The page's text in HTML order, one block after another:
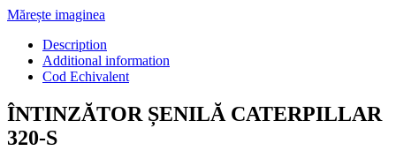
Mărește imaginea
Description
Additional information
Cod Echivalent
ÎNTINZĂTOR ȘENILĂ CATERPILLAR
320-S